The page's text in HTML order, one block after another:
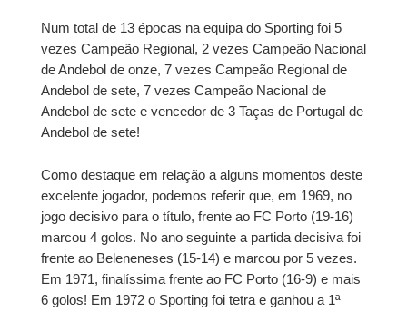
Num total de 13 épocas na equipa do Sporting foi 5
vezes Campeão Regional, 2 vezes Campeão Nacional
de Andebol de onze, 7 vezes Campeão Regional de
Andebol de sete, 7 vezes Campeão Nacional de
Andebol de sete e vencedor de 3 Taças de Portugal de
Andebol de sete!
Como destaque em relação a alguns momentos deste
excelente jogador, podemos referir que, em 1969, no
jogo decisivo para o título, frente ao FC Porto (19-16)
marcou 4 golos. No ano seguinte a partida decisiva foi
frente ao Beleneneses (15-14) e marcou por 5 vezes.
Em 1971, finalíssima frente ao FC Porto (16-9) e mais
6 golos! Em 1972 o Sporting foi tetra e ganhou a 1ª